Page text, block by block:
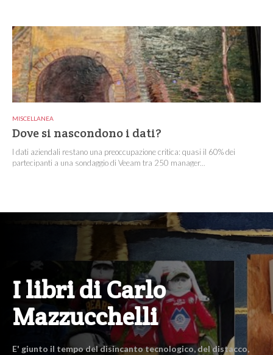
MISCELLANEA
Dove si nascondono i dati?
I dati aziendali restano una preoccupazione critica: quasi il 60% dei
partecipanti a una sondaggio di Veeam tra 250 manager...
I libri di Carlo
Mazzucchelli
E' giunto il tempo del disincanto tecnologico, del distacco,